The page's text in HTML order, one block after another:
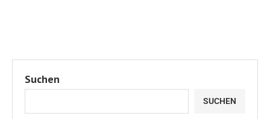
Suchen
SUCHEN